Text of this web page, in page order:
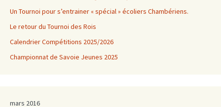
Un Tournoi pour s’entrainer « spécial » écoliers Chambériens.
Le retour du Tournoi des Rois
Calendrier Compétitions 2025/2026
Championnat de Savoie Jeunes 2025
mars 2016